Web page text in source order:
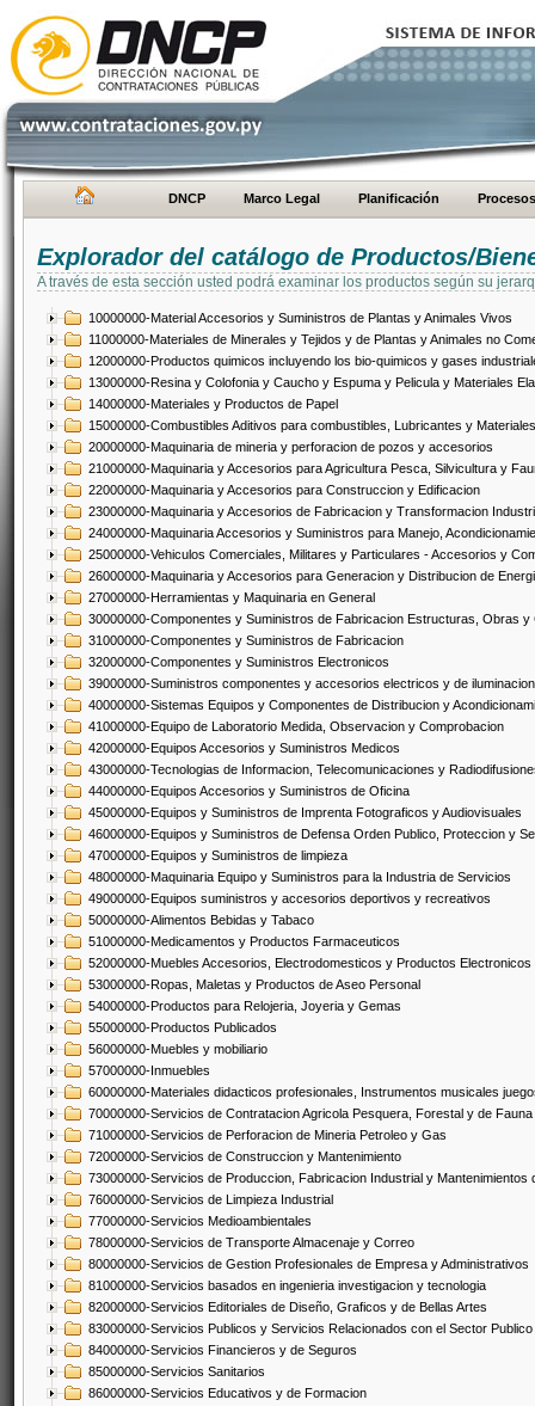
DNCP Marco Legal Planificación Procesos
Explorador del catálogo de Productos/
A través de esta sección usted podrá examinar los productos según su
10000000-Material Accesorios y Suministros de Plantas y Animales Vivos
11000000-Materiales de Minerales y Tejidos y de Plantas y Animales no
12000000-Productos quimicos incluyendo los bio-quimicos y gases
13000000-Resina y Colofonia y Caucho y Espuma y Pelicula y Materiales
14000000-Materiales y Productos de Papel
15000000-Combustibles Aditivos para combustibles, Lubricantes y
20000000-Maquinaria de mineria y perforacion de pozos y accesorios
21000000-Maquinaria y Accesorios para Agricultura Pesca, Silvicultura y
22000000-Maquinaria y Accesorios para Construccion y Edificacion
23000000-Maquinaria y Accesorios de Fabricacion y Transformacion
24000000-Maquinaria Accesorios y Suministros para Manejo,
25000000-Vehiculos Comerciales, Militares y Particulares - Accesorios y
26000000-Maquinaria y Accesorios para Generacion y Distribucion de
27000000-Herramientas y Maquinaria en General
30000000-Componentes y Suministros de Fabricacion Estructuras, Obras
31000000-Componentes y Suministros de Fabricacion
32000000-Componentes y Suministros Electronicos
39000000-Suministros componentes y accesorios electricos y de iluminacion
40000000-Sistemas Equipos y Componentes de Distribucion y
41000000-Equipo de Laboratorio Medida, Observacion y Comprobacion
42000000-Equipos Accesorios y Suministros Medicos
43000000-Tecnologias de Informacion, Telecomunicaciones y
44000000-Equipos Accesorios y Suministros de Oficina
45000000-Equipos y Suministros de Imprenta Fotograficos y Audiovisuales
46000000-Equipos y Suministros de Defensa Orden Publico, Proteccion y
47000000-Equipos y Suministros de limpieza
48000000-Maquinaria Equipo y Suministros para la Industria de Servicios
49000000-Equipos suministros y accesorios deportivos y recreativos
50000000-Alimentos Bebidas y Tabaco
51000000-Medicamentos y Productos Farmaceuticos
52000000-Muebles Accesorios, Electrodomesticos y Productos Electronicos
53000000-Ropas, Maletas y Productos de Aseo Personal
54000000-Productos para Relojeria, Joyeria y Gemas
55000000-Productos Publicados
56000000-Muebles y mobiliario
57000000-Inmuebles
60000000-Materiales didacticos profesionales, Instrumentos musicales
70000000-Servicios de Contratacion Agricola Pesquera, Forestal y de Fauna
71000000-Servicios de Perforacion de Mineria Petroleo y Gas
72000000-Servicios de Construccion y Mantenimiento
73000000-Servicios de Produccion, Fabricacion Industrial y Mantenimientos
76000000-Servicios de Limpieza Industrial
77000000-Servicios Medioambientales
78000000-Servicios de Transporte Almacenaje y Correo
80000000-Servicios de Gestion Profesionales de Empresa y Administrativos
81000000-Servicios basados en ingenieria investigacion y tecnologia
82000000-Servicios Editoriales de Diseño, Graficos y de Bellas Artes
83000000-Servicios Publicos y Servicios Relacionados con el Sector Publico
84000000-Servicios Financieros y de Seguros
85000000-Servicios Sanitarios
86000000-Servicios Educativos y de Formacion